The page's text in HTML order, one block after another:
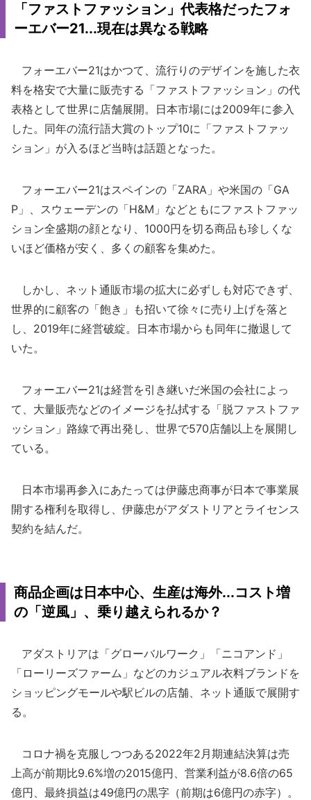
「ファストファッション」代表格だったフォ
ーエバー21...現在は異なる戦略
フォーエバー21はかつて、流行りのデザインを施した衣
料を格安で大量に販売する「ファストファッション」の代
表格として世界に店舗展開。日本市場には2009年に参入
した。同年の流行語大賞のトップ10に「ファストファッ
ション」が入るほど当時は話題となった。
フォーエバー21はスペインの「ZARA」や米国の「GA
P」、スウェーデンの「H&M」などともにファストファッ
ション全盛期の顔となり、1000円を切る商品も珍しくな
いほど価格が安く、多くの顧客を集めた。
しかし、ネット通販市場の拡大に必ずしも対応できず、
世界的に顧客の「飽き」も招いて徐々に売り上げを落と
し、2019年に経営破綻。日本市場からも同年に撤退して
いた。
フォーエバー21は経営を引き継いだ米国の会社によっ
て、大量販売などのイメージを払拭する「脱ファストファ
ッション」路線で再出発し、世界で570店舗以上を展開し
ている。
日本市場再参入にあたっては伊藤忠商事が日本で事業展
開する権利を取得し、伊藤忠がアダストリアとライセンス
契約を結んだ。
商品企画は日本中心、生産は海外...コスト増
の「逆風」、乗り越えられるか？
アダストリアは「グローバルワーク」「ニコアンド」
「ローリーズファーム」などのカジュアル衣料ブランドを
ショッピングモールや駅ビルの店舗、ネット通販で展開す
る。
コロナ禍を克服しつつある2022年2月期連結決算は売
上高が前期比9.6%増の2015億円、営業利益が8.6倍の65
億円、最終損益は49億円の黒字（前期は6億円の赤字）。